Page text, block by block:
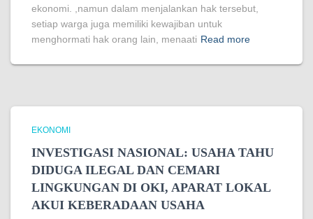
ekonomi. ,namun dalam menjalankan hak tersebut,
setiap warga juga memiliki kewajiban untuk
menghormati hak orang lain, menaati Read more
EKONOMI
INVESTIGASI NASIONAL: USAHA TAHU
DIDUGA ILEGAL DAN CEMARI
LINGKUNGAN DI OKI, APARAT LOKAL
AKUI KEBERADAAN USAHA